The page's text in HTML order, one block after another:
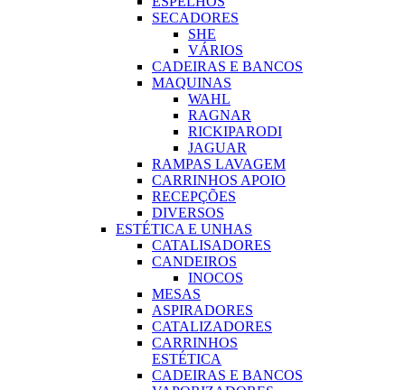
SECADORES
SHE
VÁRIOS
CADEIRAS E BANCOS
MAQUINAS
WAHL
RAGNAR
RICKIPARODI
JAGUAR
RAMPAS LAVAGEM
CARRINHOS APOIO
RECEPÇÕES
DIVERSOS
ESTÉTICA E UNHAS
CATALISADORES
CANDEIROS
INOCOS
MESAS
ASPIRADORES
CATALIZADORES
CARRINHOS
ESTÉTICA
CADEIRAS E BANCOS